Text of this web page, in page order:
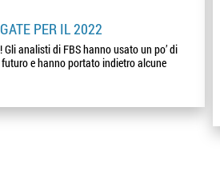
PER IL 2022
analisti di FBS hanno usato un po’ di
e hanno portato indietro alcune